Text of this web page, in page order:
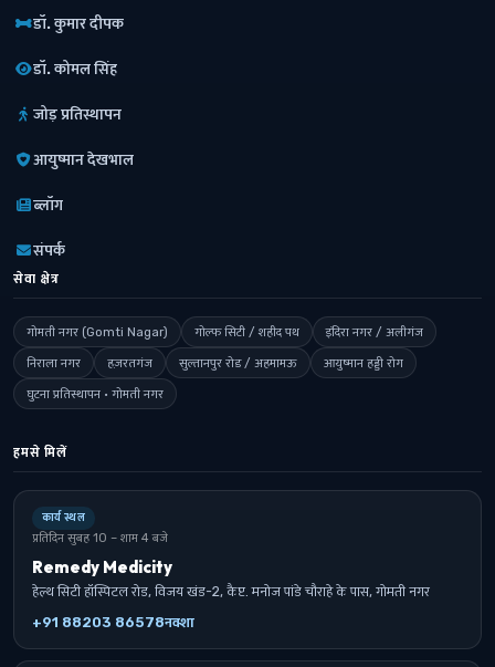
डॉ. कुमार दीपक
डॉ. कोमल सिंह
जोड़ प्रतिस्थापन
आयुष्मान देखभाल
ब्लॉग
संपर्क
सेवा क्षेत्र
गोमती नगर (Gomti Nagar) गोल्फ सिटी / शहीद पथ
इंदिरा नगर / अलीगंज
निराला नगर
हज़रतगंज सुल्तानपुर रोड / अहमामऊ
आयुष्मान हड्डी रोग
घुटना प्रतिस्थापन · गोमती नगर
हमसे मिलें
कार्य स्थल
प्रतिदिन सुबह 10 – शाम 4 बजे
Remedy Medicity
हेल्थ सिटी हॉस्पिटल रोड, विजय खंड-2, कैप्ट. मनोज पांडे चौराहे के पास, गोमती नगर
+91 88203 86578नक्शा